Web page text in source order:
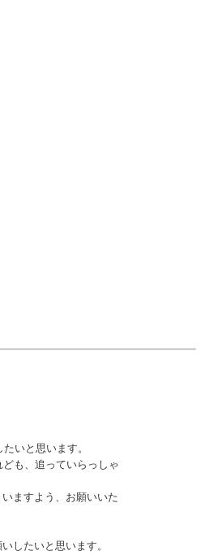
いと思います。
も、追っていらっしゃ
ますよう、お願いいた
したいと思います。